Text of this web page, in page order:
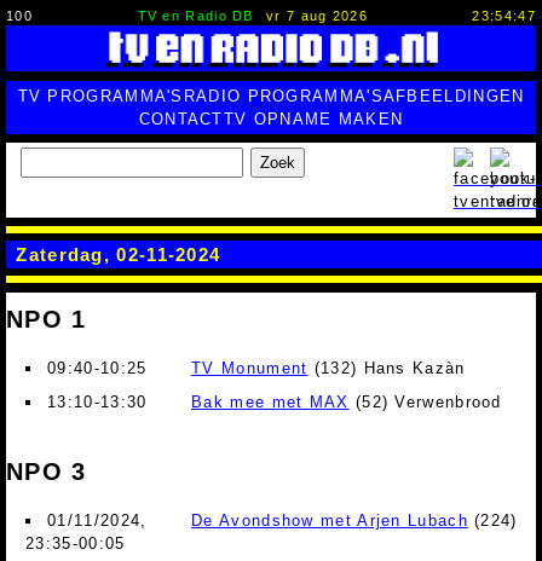
100 TV en Radio DB vr 7 aug 2026 23:54:48
TV PROGRAMMA'S RADIO PROGRAMMA'SAFBEELDINGEN
CONTACTTV OPNAME MAKEN
Zoek
Zaterdag, 02-11-2024
NPO 1
09:40-10:25 TV Monument (132) Hans Kazàn
13:10-13:30
Bak mee met MAX (52) Verwenbrood
NPO 3
01/11/2024,
23:35-00:05
De Avondshow met Arjen Lubach (224)